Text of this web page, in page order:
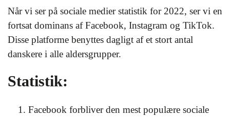
Når vi ser på sociale medier statistik for 2022, ser vi en
fortsat dominans af Facebook, Instagram og TikTok.
Disse platforme benyttes dagligt af et stort antal
danskere i alle aldersgrupper.
Statistik:
Facebook forbliver den mest populære sociale